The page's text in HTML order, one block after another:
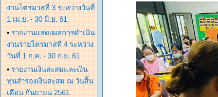
งานไตรมาสที่ 3 ระหว่างวันที่
1 เม.ย. - 30 มิ.ย. 61
• รายงานแสดงผลการดำเนิน
งานรายไตรมาสที่ 4 ระหว่าง
วันที่ 1 ก.ค. - 30 ก.ย. 61
• รายงานเงินสะสมและเงิน
ทุนสำรองเงินสะสม ณ วันสิ้น
เดือน กันยายน 2561